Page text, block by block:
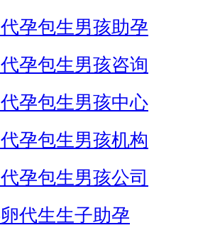
孕包生男孩助孕
孕包生男孩咨询
孕包生男孩中心
孕包生男孩机构
孕包生男孩公司
代生生子助孕